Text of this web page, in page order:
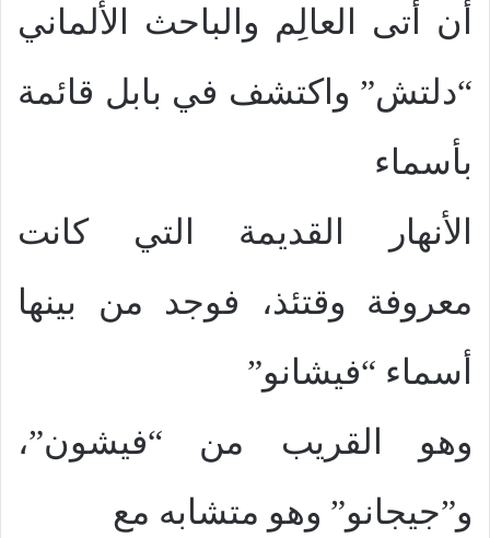
أن أتى العالِم والباحث الألماني
“دلتش” واكتشف في بابل قائمة
بأسماء
الأنهار القديمة التي كانت
معروفة وقتئذ، فوجد من بينها
أسماء “فيشانو”
وهو القريب من “فيشون”،
و”جيجانو” وهو متشابه مع